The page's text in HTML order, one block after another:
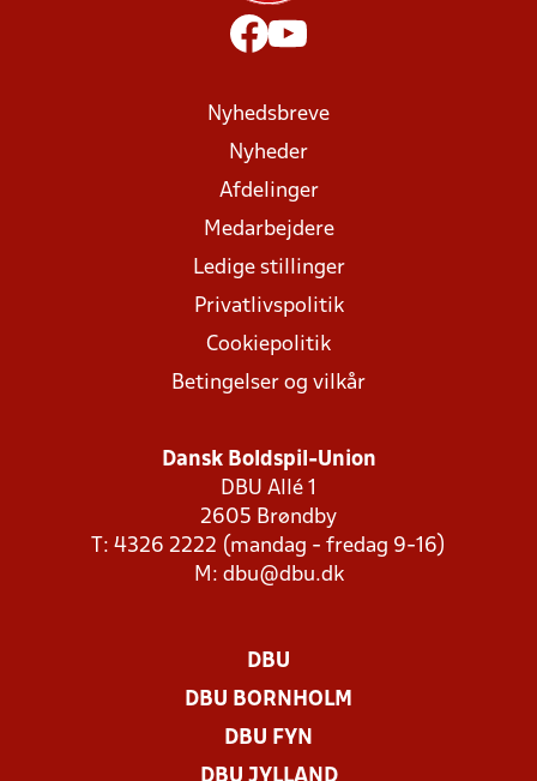
Nyhedsbreve
Nyheder
Afdelinger
Medarbejdere
Ledige stillinger
Privatlivspolitik
Cookiepolitik
Betingelser og vilkår
Dansk Boldspil-Union
DBU Allé 1
2605 Brøndby
T: 4326 2222 (mandag - fredag 9-16)
M: dbu@dbu.dk
DBU
DBU BORNHOLM
DBU FYN